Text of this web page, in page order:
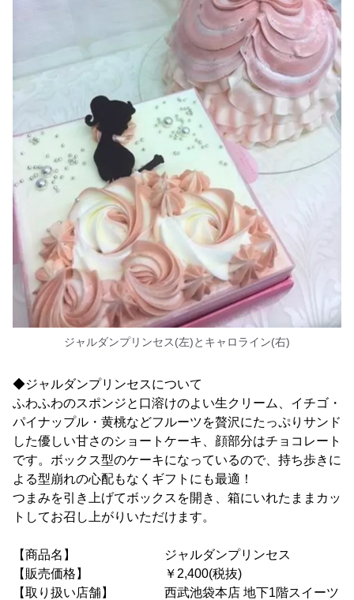
ジャルダンプリンセス(左)とキャロライン(右)
◆ジャルダンプリンセスについて
ふわふわのスポンジと口溶けのよい生クリーム、イチゴ・
パイナップル・黄桃などフルーツを贅沢にたっぷりサンド
した優しい甘さのショートケーキ、顔部分はチョコレート
です。ボックス型のケーキになっているので、持ち歩きに
よる型崩れの心配もなくギフトにも最適！
つまみを引き上げてボックスを開き、箱にいれたままカッ
トしてお召し上がりいただけます。
【商品名】 ジャルダンプリンセス
【販売価格】 ￥2,400(税抜)
【取り扱い店舗】 西武池袋本店 地下1階スイーツ